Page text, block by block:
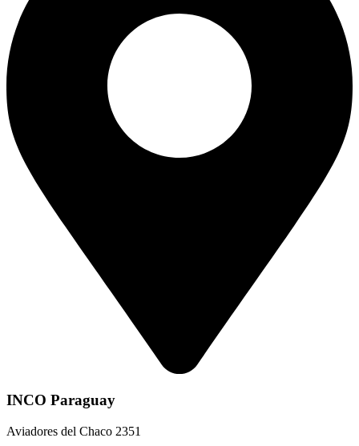
INCO Paraguay
Aviadores del Chaco 2351